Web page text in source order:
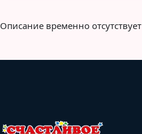
Описание временно отсутствует